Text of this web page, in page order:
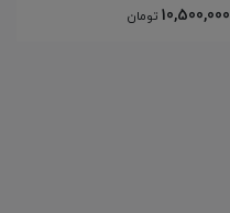
10,500,000 تومان